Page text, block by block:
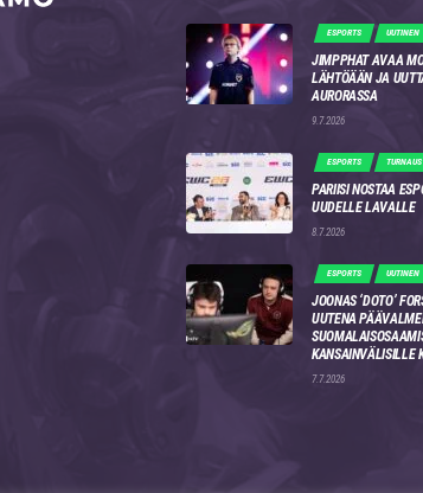
ESPORTS UUTINEN
JIMPPHAT AVAA
LÄHTÖÄÄN JA
AURORASSA
9.7.2026
ESPORTS TURNAUS
PARIISI NOSTAA
UUDELLE LAVALLE
8.7.2026
ESPORTS UUTINEN
JOONAS ‘DOTO’
UUTENA
KANSAINVÄLISILLE
7.7.2026